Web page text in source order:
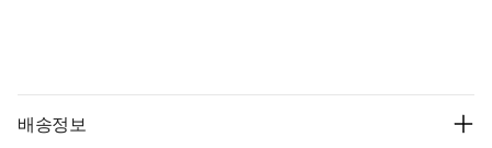
배송정보